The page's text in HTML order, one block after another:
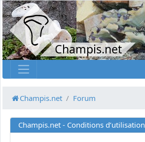
Champis.net
Champis.net Forum
Champis.net - Conditions d’utilisation